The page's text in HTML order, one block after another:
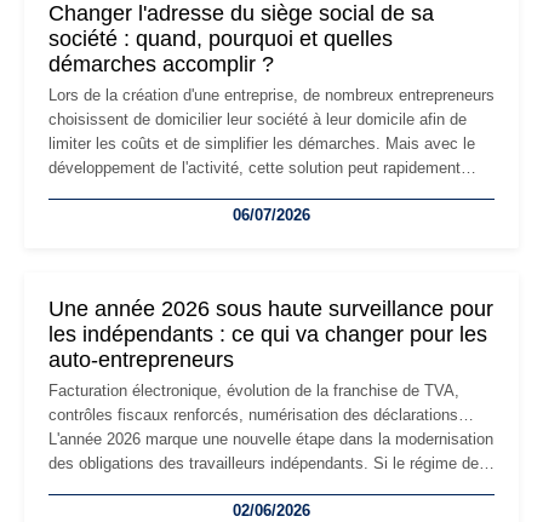
Changer l'adresse du siège social de sa
société : quand, pourquoi et quelles
démarches accomplir ?
Lors de la création d'une entreprise, de nombreux entrepreneurs
choisissent de domicilier leur société à leur domicile afin de
limiter les coûts et de simplifier les démarches. Mais avec le
développement de l'activité, cette solution peut rapidement
professionnels, recrutement, image de marque… Le
06/07/2026
Une année 2026 sous haute surveillance pour
les indépendants : ce qui va changer pour les
auto-entrepreneurs
Facturation électronique, évolution de la franchise de TVA,
contrôles fiscaux renforcés, numérisation des déclarations…
L'année 2026 marque une nouvelle étape dans la modernisation
des obligations des travailleurs indépendants. Si le régime de
les auto-entrepreneurs devront s'adapter à un environnement
02/06/2026